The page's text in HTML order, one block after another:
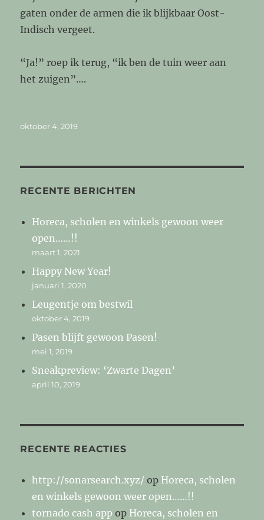
gaten onder de armen die ik blijkbaar Oost-
Indisch vergeet.
“Ja!” roep ik terug, “ik ben de tuin weer aan
het zuigen”….
Geplaatst
oktober 4, 2019
RECENTE BERICHTEN
Horeca, scholen en winkels gewoon weer
open……!!
maart 1, 2021
Happy New Year!
januari 1, 2020
Leugentje om bestwil
oktober 4, 2019
Pasen blijft gewoon Pasen!
mei 1, 2019
Sneakpreview: ‘Zwarte Dagen’
april 10, 2019
RECENTE REACTIES
http://sonarsearch.xyz/ op Horeca, scholen
en winkels gewoon weer open……!!
tornado cash app op Horeca, scholen en